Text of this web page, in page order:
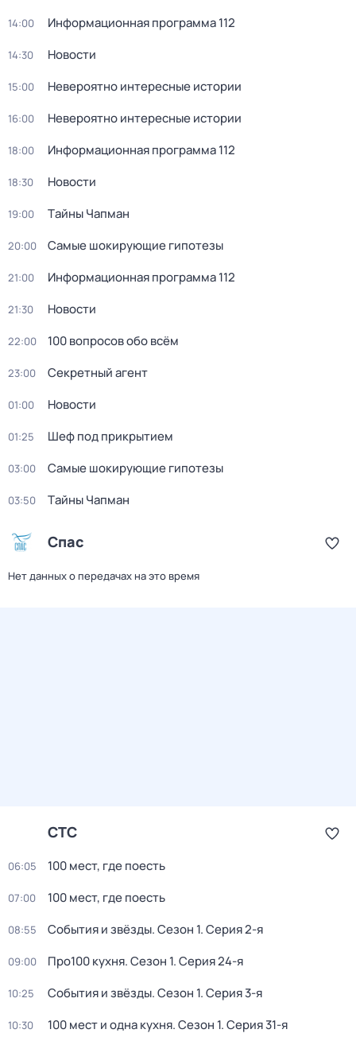
14:00 Информационная программа 112
14:30 Новости
15:00 Невероятно интересные истории
16:00 Невероятно интересные истории
18:00 Информационная программа 112
18:30 Новости
19:00 Тaйны Чапман
20:00 Самые шoкиpующие гипотезы
21:00 Информационная программа 112
21:30 Новости
22:00 100 вопросов обо всём
23:00 Секретный агент
01:00 Новости
01:25 Шеф под прикрытием
03:00 Самые шoкиpующие гипотезы
03:50 Тaйны Чапман
Спас
Нет данных о передачах на это время
СТС
06:05 100 мест, где поесть
07:00 100 мест, где поесть
08:55 События и звёзды. Сезон 1. Серия 2-я
09:00 Про100 кухня. Сезон 1. Серия 24-я
10:25 События и звёзды. Сезон 1. Серия 3-я
10:30 100 мест и одна кухня. Сезон 1. Серия 31-я